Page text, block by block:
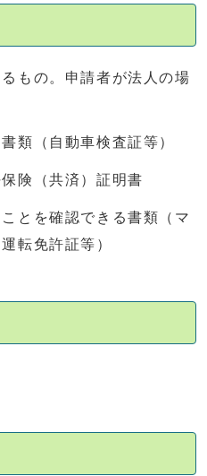
もの。申請者が法人の場
類（自動車検査証等）
険（共済）証明書
とを確認できる書類（マ
転免許証等）